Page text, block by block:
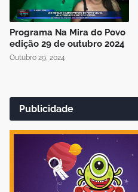
Programa Na Mira do Povo
edição 29 de outubro 2024
Outubro 29, 2024
Publicidade